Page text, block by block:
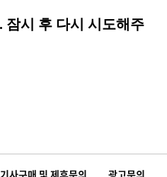
기사구매 및 제휴문의 광고문의